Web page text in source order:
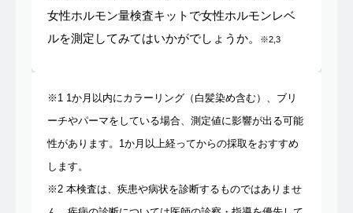
女性ホルモン量検査キットで女性ホルモンレベ
ルを測定してみてはいかがでしょうか。
※2,3
※1 1か月以内にカラーリング（白髪染め含む）、ブリ
ーチやパーマをしている場合、測定値に影響が出る可能
性があります。1か月以上経ってからの採取をおすすめ
します。
※2 本検査は、疾患や病状を診断するものではありませ